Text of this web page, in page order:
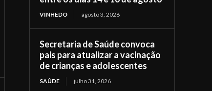
VINHEDO agosto 3, 2026
Secretaria de Saúde convoca
pais para atualizar a vacinação
de crianças e adolescentes
SAÚDE julho 31, 2026